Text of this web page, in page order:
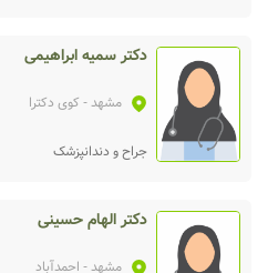
دکتر سمیه ابراهیمی
مشهد- كوی دكترا
جراح و دندانپزشک
دکتر الهام حسینی
مشهد- احمدآباد